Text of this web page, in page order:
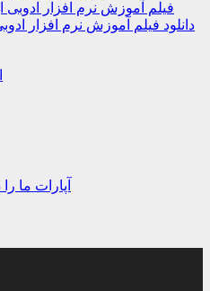
دانلود فیلم آموزش نرم افزار
آپارات ما را